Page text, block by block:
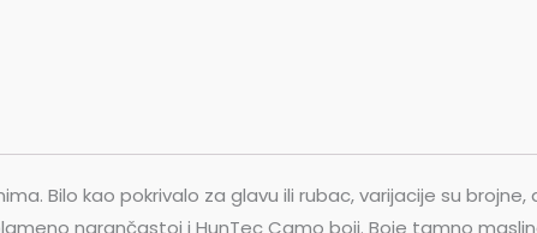
Bilo kao pokrivalo za glavu ili rubac, varijacije su brojne,
narančastoj i HunTec Camo boji. Boje tamno